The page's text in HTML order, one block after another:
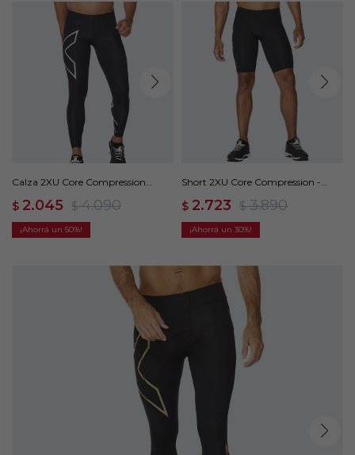
Calza 2XU Core Compression
$ 2.045 $ 4.090
50
Short 2XU Core Compression -
$ 2.723 $ 3.890
30